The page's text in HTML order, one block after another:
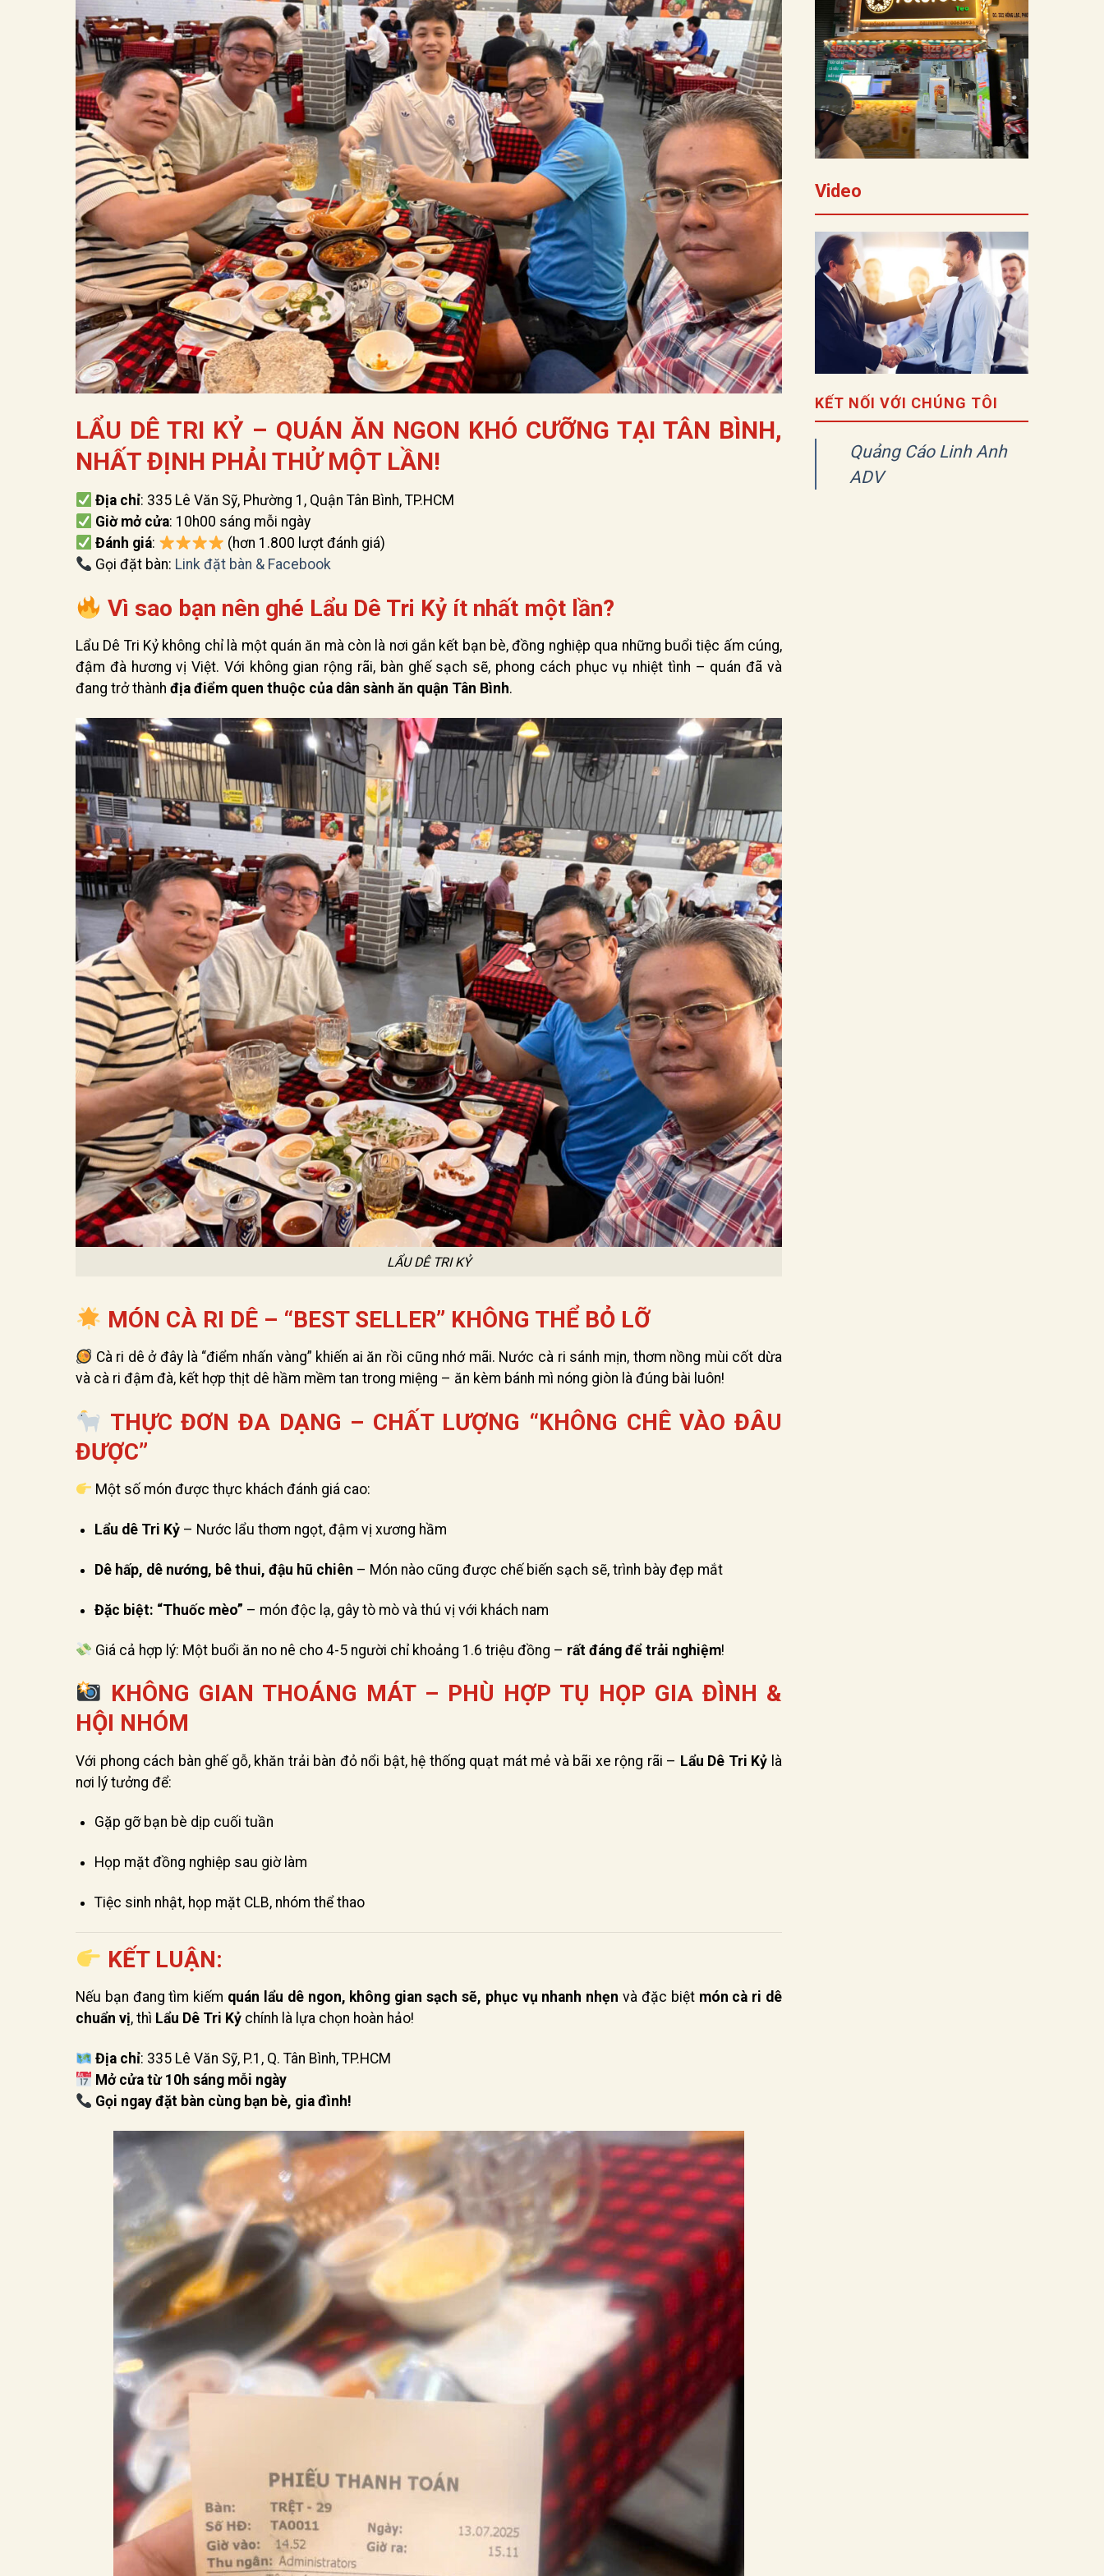
LẨU DÊ TRI KỶ – QUÁN ĂN NGON KHÓ CƯỠNG TẠI TÂN BÌNH,
NHẤT ĐỊNH PHẢI THỬ MỘT LẦN!
Địa chỉ: 335 Lê Văn Sỹ, Phường 1, Quận Tân Bình, TP.HCM
Giờ mở cửa: 10h00 sáng mỗi ngày
Đánh giá:
(hơn 1.800 lượt đánh giá)
Gọi đặt bàn: Link đặt bàn & Facebook
Vì sao bạn nên ghé Lẩu Dê Tri Kỷ ít nhất một lần?
Lẩu Dê Tri Kỷ không chỉ là một quán ăn mà còn là nơi gắn kết bạn bè, đồng nghiệp qua những buổi tiệc ấm cúng,
đậm đà hương vị Việt. Với không gian rộng rãi, bàn ghế sạch sẽ, phong cách phục vụ nhiệt tình – quán đã và
đang trở thành địa điểm quen thuộc của dân sành ăn quận Tân Bình.
LẨU DÊ TRI KỶ
MÓN CÀ RI DÊ – “BEST SELLER” KHÔNG THỂ BỎ LỠ
Cà ri dê ở đây là “điểm nhấn vàng” khiến ai ăn rồi cũng nhớ mãi. Nước cà ri sánh mịn, thơm nồng mùi cốt dừa
và cà ri đậm đà, kết hợp thịt dê hầm mềm tan trong miệng – ăn kèm bánh mì nóng giòn là đúng bài luôn!
THỰC ĐƠN ĐA DẠNG – CHẤT LƯỢNG “KHÔNG CHÊ VÀO ĐÂU
ĐƯỢC”
Một số món được thực khách đánh giá cao:
Lẩu dê Tri Kỷ– Nước lẩu thơm ngọt, đậm vị xương hầm
Dê hấp, dê nướng, bê thui, đậu hũ chiên – Món nào cũng được chế biến sạch sẽ, trình bày đẹp mắt
Đặc biệt: “Thuốc mèo” – món độc lạ, gây tò mò và thú vị với khách nam
Giá cả hợp lý: Một buổi ăn no nê cho 4-5 người chỉ khoảng 1.6 triệu đồng – rất đáng để trải nghiệm!
KHÔNG GIAN THOÁNG MÁT – PHÙ HỢP TỤ HỌP GIA ĐÌNH &
HỘI NHÓM
Với phong cách bàn ghế gỗ, khăn trải bàn đỏ nổi bật, hệ thống quạt mát mẻ và bãi xe rộng rãi – Lẩu Dê Tri Kỷ là
nơi lý tưởng để:
Gặp gỡ bạn bè dịp cuối tuần
Họp mặt đồng nghiệp sau giờ làm
Tiệc sinh nhật, họp mặt CLB, nhóm thể thao
KẾT LUẬN:
Nếu bạn đang tìm kiếm quán lẩu dê ngon, không gian sạch sẽ, phục vụ nhanh nhẹn và đặc biệt món cà ri dê
chuẩn vị, thì Lẩu Dê Tri Kỷ chính là lựa chọn hoàn hảo!
Địa chỉ: 335 Lê Văn Sỹ, P.1, Q. Tân Bình, TP.HCM
Mở cửa từ 10h sáng mỗi ngày
Gọi ngay đặt bàn cùng bạn bè, gia đình!
Video
KẾT NỐI VỚI CHÚNG TÔI
Quảng Cáo Linh Anh
ADV